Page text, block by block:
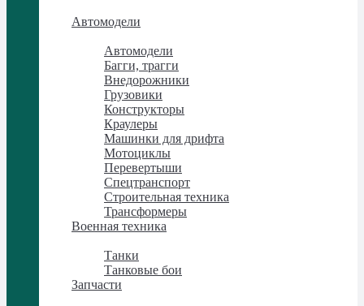
Автомодели
Автомодели
Багги, трагги
Внедорожники
Грузовики
Конструкторы
Краулеры
Машинки для дрифта
Мотоциклы
Перевертыши
Спецтранспорт
Строительная техника
Трансформеры
Военная техника
Танки
Танковые бои
Запчасти